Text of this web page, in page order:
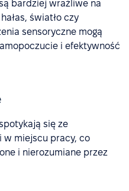
bardziej wrażliwe na
światło czy
sensoryczne mogą
i efektywność
się ze
w miejscu pracy, co
i nierozumiane przez